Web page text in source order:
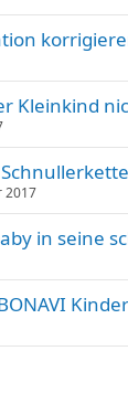
Kleinkind
2017
in seine